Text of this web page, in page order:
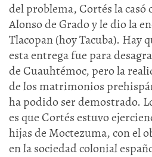
del problema, Cortés la casó
Alonso de Grado y le dio la
Tlacopan (hoy Tacuba). Hay
esta entrega fue para
de Cuauhtémoc, pero la
de los matrimonios
ha podido ser demostrado.
es que Cortés estuvo
hijas de Moctezuma, con el
en la sociedad colonial